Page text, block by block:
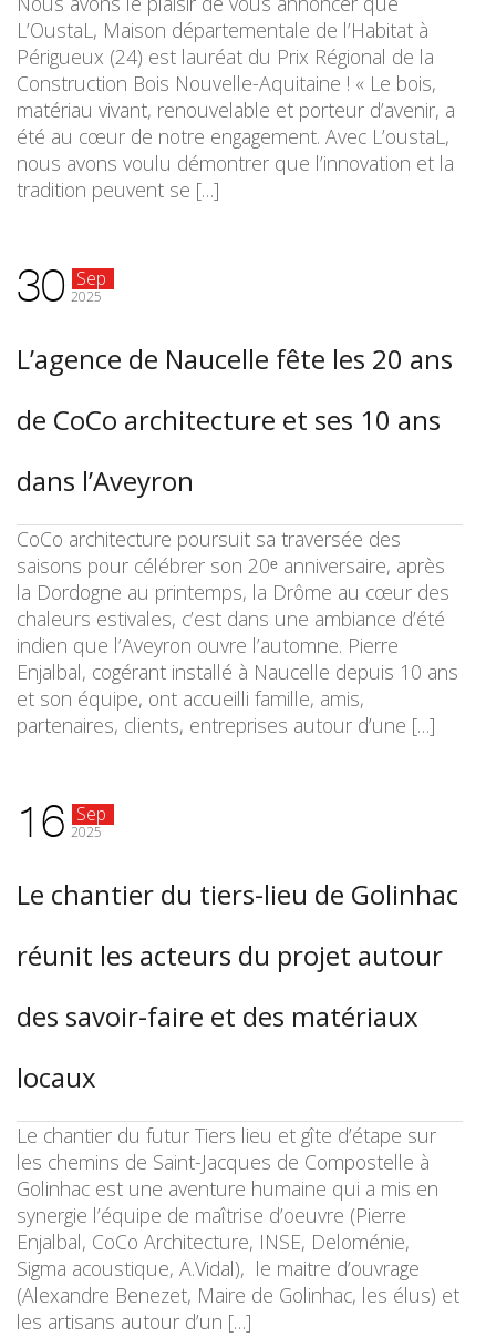
L’OustaL, Maison départementale de l’Habitat à
Périgueux (24) est lauréat du Prix Régional de la
Construction Bois Nouvelle-Aquitaine ! « Le bois,
matériau vivant, renouvelable et porteur d’avenir, a
été au cœur de notre engagement. Avec L’oustaL,
nous avons voulu démontrer que l’innovation et la
tradition peuvent se […]
30 Sep
2025
L’agence de Naucelle fête les 20 ans
de CoCo architecture et ses 10 ans
dans l’Aveyron
CoCo architecture poursuit sa traversée des
saisons pour célébrer son 20ᵉ anniversaire, après
la Dordogne au printemps, la Drôme au cœur des
chaleurs estivales, c’est dans une ambiance d’été
indien que l’Aveyron ouvre l’automne. Pierre
Enjalbal, cogérant installé à Naucelle depuis 10 ans
et son équipe, ont accueilli famille, amis,
partenaires, clients, entreprises autour d’une […]
16 Sep
2025
Le chantier du tiers-lieu de Golinhac
réunit les acteurs du projet autour
des savoir-faire et des matériaux
locaux
Le chantier du futur Tiers lieu et gîte d’étape sur
les chemins de Saint-Jacques de Compostelle à
Golinhac est une aventure humaine qui a mis en
synergie l’équipe de maîtrise d’oeuvre (Pierre
Enjalbal, CoCo Architecture, INSE, Deloménie,
Sigma acoustique, A.Vidal), le maitre d’ouvrage
(Alexandre Benezet, Maire de Golinhac, les élus) et
les artisans autour d’un […]